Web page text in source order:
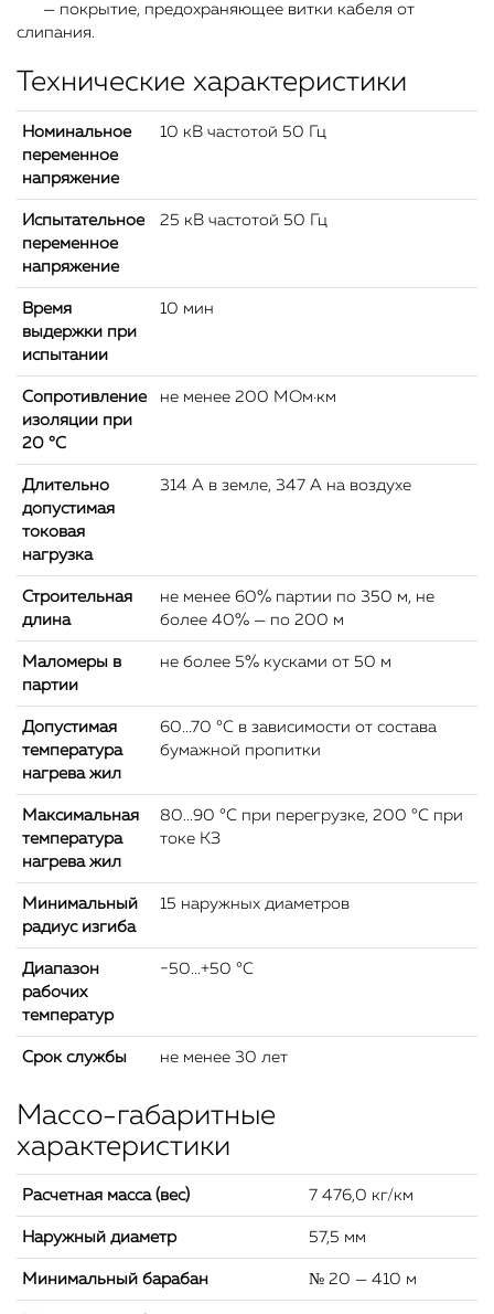
— покрытие, предохраняющее витки кабеля от
слипания.
Технические характеристики
Номинальное
переменное
напряжение
10 кВ частотой 50 Гц
Испытательное
переменное
напряжение
25 кВ частотой 50 Гц
Время
выдержки при
испытании
10 мин
Сопротивление
изоляции при
20 °С
не менее 200 МОм·км
Длительно
допустимая
токовая
нагрузка
314 А в земле, 347 А на воздухе
Строительная
длина
не менее 60% партии по 350 м, не
более 40% — по 200 м
Маломеры в
партии
не более 5% кусками от 50 м
Допустимая
температура
нагрева жил
60...70 °C в зависимости от состава
бумажной пропитки
Максимальная
температура
нагрева жил
80...90 °C при перегрузке, 200 °C при
токе КЗ
Минимальный
радиус изгиба
15 наружных диаметров
Диапазон
рабочих
температур
−50...+50 °C
Срок службы не менее 30 лет
Массо-габаритные
характеристики
Расчетная масса (вес) 7 476,0 кг/км
Наружный диаметр 57,5 мм
Минимальный барабан № 20 — 410 м